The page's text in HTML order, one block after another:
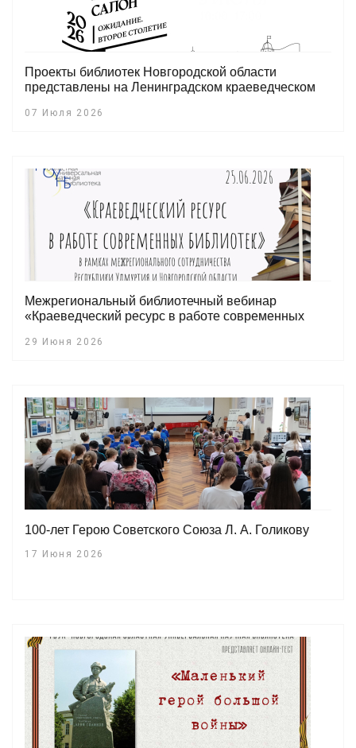
Проекты библиотек Новгородской области
представлены на Ленинградском краеведческом
07 Июля 2026
Межрегиональный библиотечный вебинар
«Краеведческий ресурс в работе современных
29 Июня 2026
100-лет Герою Советского Союза Л. А. Голикову
17 Июня 2026